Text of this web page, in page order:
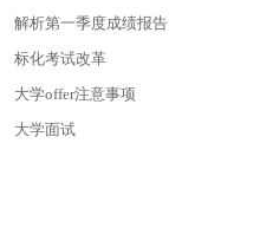
解析第一季度成绩报告
标化考试改革
大学offer注意事项
大学面试